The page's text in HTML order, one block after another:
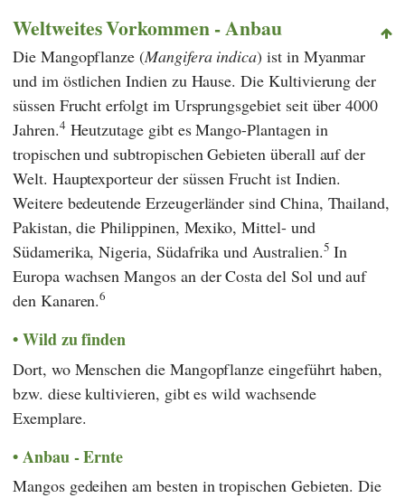
Weltweites Vorkommen - Anbau
Die Mangopflanze (Mangifera indica) ist in Myanmar
und im östlichen Indien zu Hause. Die Kultivierung der
süssen Frucht erfolgt im Ursprungsgebiet seit über 4000
Jahren.4 Heutzutage gibt es Mango-Plantagen in
tropischen und subtropischen Gebieten überall auf der
Welt. Hauptexporteur der süssen Frucht ist Indien.
Weitere bedeutende Erzeugerländer sind China, Thailand,
Pakistan, die Philippinen, Mexiko, Mittel- und
Südamerika, Nigeria, Südafrika und Australien.5 In
Europa wachsen Mangos an der Costa del Sol und auf
den Kanaren.6
Wild zu finden
Dort, wo Menschen die Mangopflanze eingeführt haben,
bzw. diese kultivieren, gibt es wild wachsende
Exemplare.
Anbau - Ernte
Mangos gedeihen am besten in tropischen Gebieten. Die